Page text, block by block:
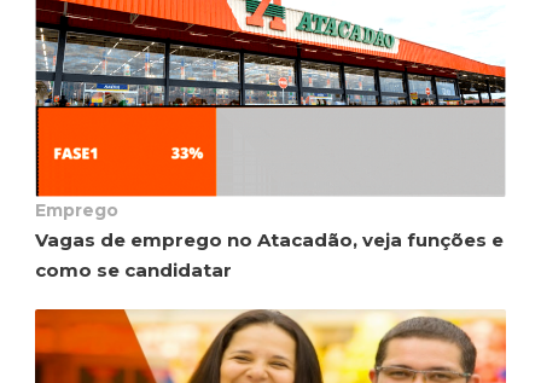
Emprego
Vagas de emprego no Atacadão, veja funções e
como se candidatar